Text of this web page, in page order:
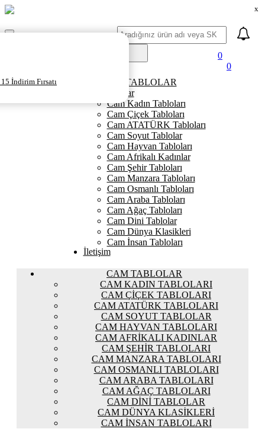
x
Mobil
Ara
İndirim Fırsatı
0
0
KANVAS TABLOLAR
Cam Tablolar
Cam Kadın Tabloları
Cam Çiçek Tabloları
Cam ATATÜRK Tabloları
Cam Soyut Tablolar
Cam Hayvan Tabloları
Cam Afrikalı Kadınlar
Cam Şehir Tabloları
Cam Manzara Tabloları
Cam Osmanlı Tabloları
Cam Araba Tabloları
Cam Ağaç Tabloları
Cam Dini Tablolar
Cam Dünya Klasikleri
Cam İnsan Tabloları
İletişim
CAM TABLOLAR
CAM KADIN TABLOLARI
CAM ÇIÇEK TABLOLARI
CAM ATATÜRK TABLOLARI
CAM SOYUT TABLOLAR
CAM HAYVAN TABLOLARI
CAM AFRIKALI KADINLAR
CAM ŞEHIR TABLOLARI
CAM MANZARA TABLOLARI
CAM OSMANLI TABLOLARI
CAM ARABA TABLOLARI
CAM AĞAÇ TABLOLARI
CAM DINI TABLOLAR
CAM DÜNYA KLASIKLERI
CAM İNSAN TABLOLARI